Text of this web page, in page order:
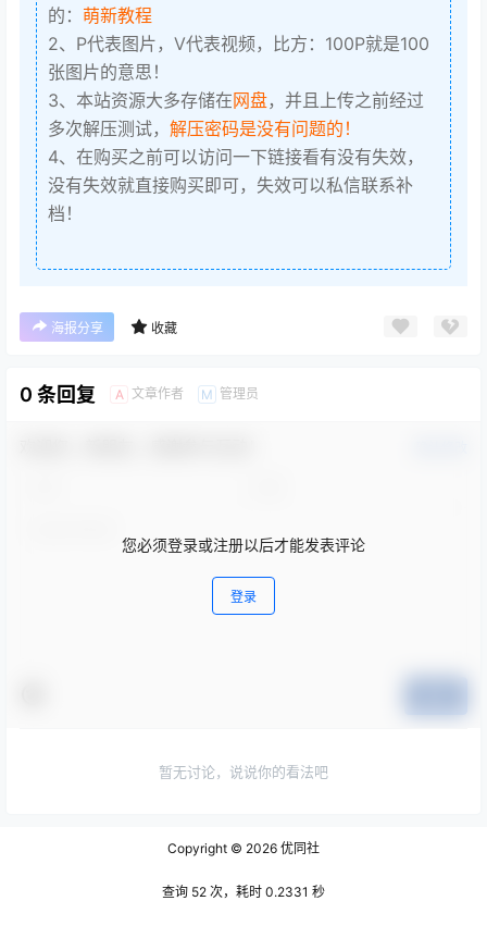
的： 萌新教程
2、P代表图片，V代表视频，比方：100P就是100
张图片的意思！
3、本站资源大多存储在网盘，并且上传之前经过
多次解压测试， 解压密码是没有问题的！
4、在购买之前可以访问一下链接看有没有失效，
没有失效就直接购买即可，失效可以私信联系补
档！
海报分享 收藏
0 条回复 A 文章作者 M 管理员
您必须登录或注册以后才能发表评论
登录
暂无讨论，说说你的看法吧
Copyright © 2026 优同社
查询 52 次，耗时 0.2331 秒